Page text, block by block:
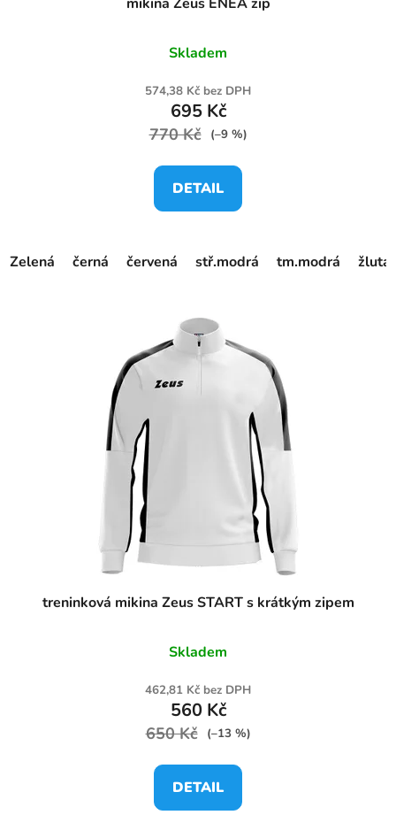
Skladem
574,38 Kč bez DPH
695 Kč
770 Kč (–9 %)
DETAIL
Zelená černá červená stř.modrá tm.modrá žlutá
treninková mikina Zeus START s krátkým zipem
Skladem
462,81 Kč bez DPH
560 Kč
650 Kč (–13 %)
DETAIL